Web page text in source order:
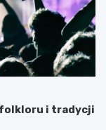
folkloru i tradycji